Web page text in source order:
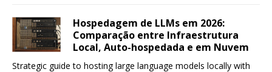
Hospedagem de LLMs em 2026:
Comparação entre Infraestrutura
Local, Auto-hospedada e em Nuvem
Strategic guide to hosting large language models locally with